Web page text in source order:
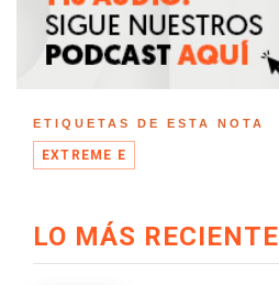
ETIQUETAS DE ESTA NOTA
EXTREME E
LO MÁS RECIENTE